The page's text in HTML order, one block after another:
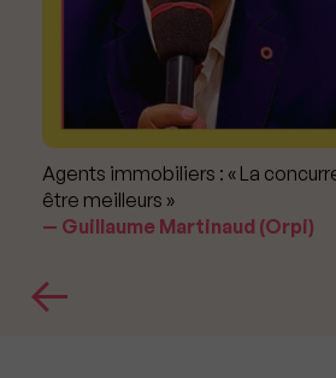
Agents immobiliers : « La
être meilleurs »
Guillaume Martinaud (Orpi)